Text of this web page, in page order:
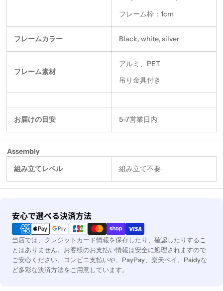
フレーム枠：1cm
フレームカラー Black, white, silver
フレーム素材
アルミ、PET
吊り金具付き
お届けの目安 5-7営業日内
Assembly
組み立てレベル
組み立て不要
安心で選べる決済方法
決
済
方
法
当店では、クレジットカード情報を保存したり、確認したりするこ
とはありません。お客様のお支払い情報は安全に処理されますので
ご安心ください。コンビニ支払いや、PayPay、楽天ペイ、Paidyな
ど多彩な決済方法をご用意しています。